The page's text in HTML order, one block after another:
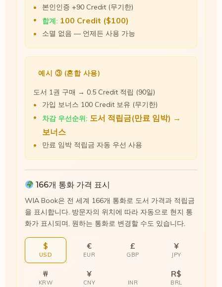
본인인증 +90 Credit (무기한)
합계: 100 Credit ($100)
소멸 없음 — 언제든 사용 가능
예시 ③ (혼합 사용)
도서 1권 구매 → 0.5 Credit 적립 (90일)
가입 보너스 100 Credit 보유 (무기한)
차감 우선순위: 도서 적립금(만료 임박) →
보너스
만료 임박 적립금 자동 우선 사용
166개 통화 가격 표시
WIA Book은 전 세계 166개 통화로 도서 가격과 적립금
을 표시합니다. 방문자의 위치에 따라 자동으로 현지 통
화가 표시되며, 원하는 통화로 변경할 수도 있습니다.
$
USD
€
EUR
£
GBP
¥
JPY
₩
KRW
¥
CNY INR
R$
BRL